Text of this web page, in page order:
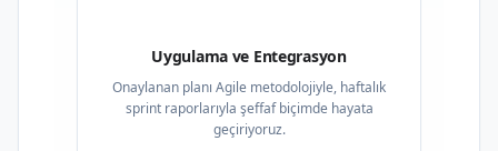
Uygulama ve Entegrasyon
Onaylanan planı Agile metodolojiyle, haftalık
sprint raporlarıyla şeffaf biçimde hayata
geçiriyoruz.